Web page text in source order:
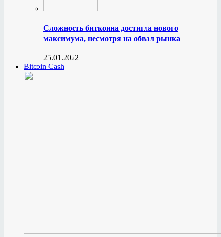
Сложность биткоина достигла нового
максимума, несмотря на обвал рынка
25.01.2022
Bitcoin Cash